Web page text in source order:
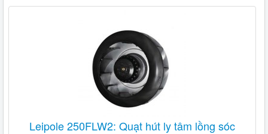
Leipole 250FLW2: Quạt hút ly tâm lồng sóc